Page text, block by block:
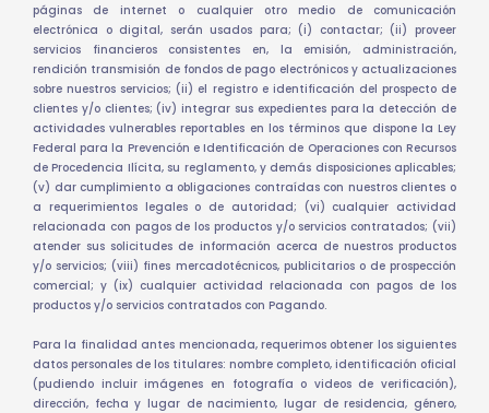
páginas de internet o cualquier otro medio de comunicación
electrónica o digital, serán usados para; (i) contactar; (ii) proveer
servicios financieros consistentes en, la emisión, administración,
rendición transmisión de fondos de pago electrónicos y actualizaciones
sobre nuestros servicios; (ii) el registro e identificación del prospecto de
clientes y/o clientes; (iv) integrar sus expedientes para la detección de
actividades vulnerables reportables en los términos que dispone la Ley
Federal para la Prevención e Identificación de Operaciones con Recursos
de Procedencia Ilícita, su reglamento, y demás disposiciones aplicables;
(v) dar cumplimiento a obligaciones contraídas con nuestros clientes o
a requerimientos legales o de autoridad; (vi) cualquier actividad
relacionada con pagos de los productos y/o servicios contratados; (vii)
atender sus solicitudes de información acerca de nuestros productos
y/o servicios; (viii) fines mercadotécnicos, publicitarios o de prospección
comercial; y (ix) cualquier actividad relacionada con pagos de los
productos y/o servicios contratados con Pagando.
Para la finalidad antes mencionada, requerimos obtener los siguientes
datos personales de los titulares: nombre completo, identificación oficial
(pudiendo incluir imágenes en fotografía o videos de verificación),
dirección, fecha y lugar de nacimiento, lugar de residencia, género,